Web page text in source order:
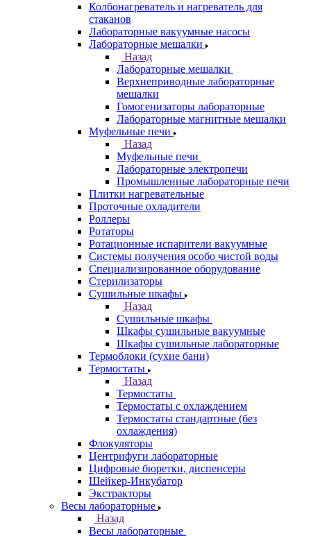
Колбонагреватель и нагреватель для
стаканов
Лабораторные вакуумные насосы
Лабораторные мешалки
Назад
Лабораторные мешалки
Верхнеприводные лабораторные
мешалки
Гомогенизаторы лабораторные
Лабораторные магнитные мешалки
Муфельные печи
Назад
Муфельные печи
Лабораторные электропечи
Промышленные лабораторные печи
Плитки нагревательные
Проточные охладители
Роллеры
Ротаторы
Ротационные испарители вакуумные
Системы получения особо чистой воды
Специализированное оборудование
Стерилизаторы
Сушильные шкафы
Назад
Сушильные шкафы
Шкафы сушильные вакуумные
Шкафы сушильные лабораторные
Термоблоки (сухие бани)
Термостаты
Назад
Термостаты
Термостаты с охлаждением
Термостаты стандартные (без
охлаждения)
Флокуляторы
Центрифуги лабораторные
Цифровые бюретки, диспенсеры
Шейкер-Инкубатор
Экстракторы
Весы лабораторные
Назад
Весы лабораторные